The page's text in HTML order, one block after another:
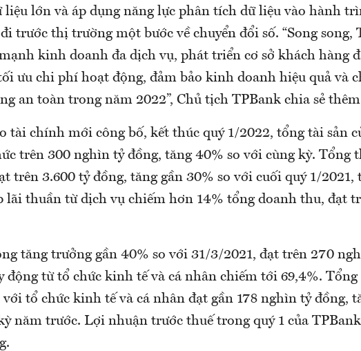
liệu lớn và áp dụng năng lực phân tích dữ liệu vào hành
trước thị trường một bước về chuyển đổi số. “Song song,
kinh doanh đa dịch vụ, phát triển cơ sở khách hàng
ưu chi phí hoạt động, đảm bảo kinh doanh hiệu quả và
an toàn trong năm 2022”, Chủ tịch TPBank chia sẻ
tài chính mới công bố, kết thúc quý 1/2022, tổng tài sản
trên 300 nghìn tỷ đồng, tăng 40% so với cùng kỳ. Tổng
trên 3.600 tỷ đồng, tăng gần 30% so với cuối quý 1/2021,
lãi thuần từ dịch vụ chiếm hơn 14% tổng doanh thu, đạt
tăng trưởng gần 40% so với 31/3/2021, đạt trên 270
động từ tổ chức kinh tế và cá nhân chiếm tới 69,4%. Tổng
tổ chức kinh tế và cá nhân đạt gần 178 nghìn tỷ đồng,
năm trước. Lợi nhuận trước thuế trong quý 1 của